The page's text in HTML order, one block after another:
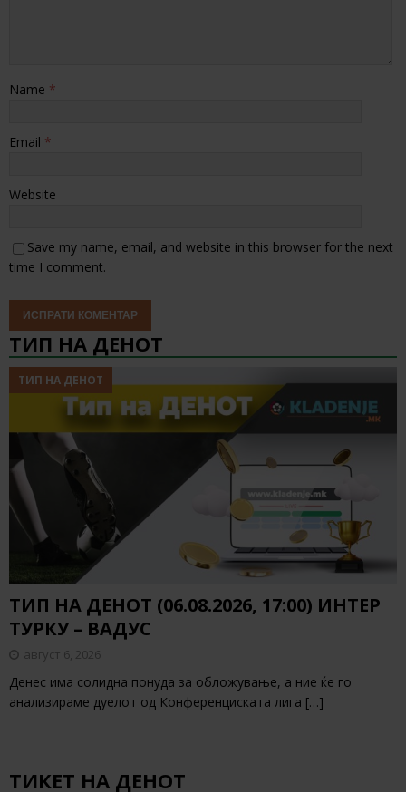
Name *
Email *
Website
Save my name, email, and website in this browser for the next
time I comment.
ТИП НА ДЕНОТ
ТИП НА ДЕНОТ
ТИП НА ДЕНОТ (06.08.2026, 17:00) ИНТЕР
ТУРКУ – ВАДУС
август 6, 2026
Денес има солидна понуда за обложување, а ние ќе го
анализираме дуелот од Конференциската лига […]
ТИКЕТ НА ДЕНОТ